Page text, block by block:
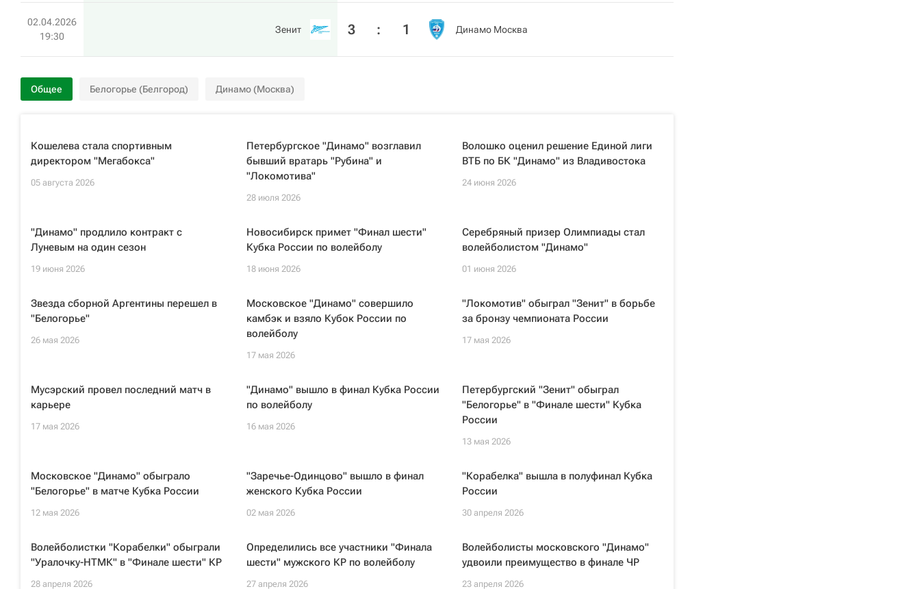
02.04.2026
19:30
Зенит 3 : 1 Динамо Москва
Общее Белогорье (Белгород) Динамо (Москва)
Кошелева стала спортивным
директором "Мегабокса"
05 августа 2026
Петербургское "Динамо" возглавил
бывший вратарь "Рубина" и
"Локомотива"
28 июля 2026
Волошко оценил решение Единой лиги
ВТБ по БК "Динамо" из Владивостока
24 июня 2026
"Динамо" продлило контракт с
Луневым на один сезон
19 июня 2026
Новосибирск примет "Финал шести"
Кубка России по волейболу
18 июня 2026
Серебряный призер Олимпиады стал
волейболистом "Динамо"
01 июня 2026
Звезда сборной Аргентины перешел в
"Белогорье"
26 мая 2026
Московское "Динамо" совершило
камбэк и взяло Кубок России по
волейболу
17 мая 2026
"Локомотив" обыграл "Зенит" в борьбе
за бронзу чемпионата России
17 мая 2026
Мусэрский провел последний матч в
карьере
17 мая 2026
"Динамо" вышло в финал Кубка России
по волейболу
16 мая 2026
Петербургский "Зенит" обыграл
"Белогорье" в "Финале шести" Кубка
России
13 мая 2026
Московское "Динамо" обыграло
"Белогорье" в матче Кубка России
12 мая 2026
"Заречье-Одинцово" вышло в финал
женского Кубка России
02 мая 2026
"Корабелка" вышла в полуфинал Кубка
России
30 апреля 2026
Волейболистки "Корабелки" обыграли
"Уралочку-НТМК" в "Финале шести" КР
28 апреля 2026
Определились все участники "Финала
шести" мужского КР по волейболу
27 апреля 2026
Волейболисты московского "Динамо"
удвоили преимущество в финале ЧР
23 апреля 2026